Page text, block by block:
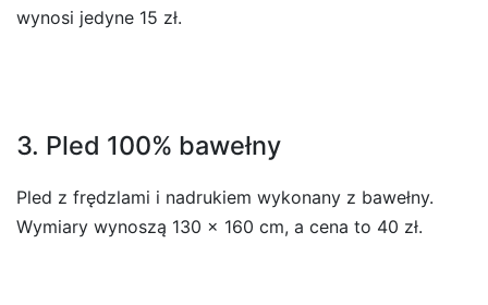
wynosi jedyne 15 zł.
3. Pled 100% bawełny
Pled z frędzlami i nadrukiem wykonany z bawełny.
Wymiary wynoszą 130 x 160 cm, a cena to 40 zł.